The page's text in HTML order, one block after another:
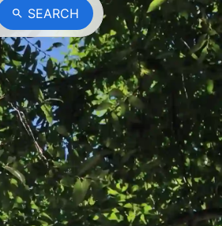
SEARCH